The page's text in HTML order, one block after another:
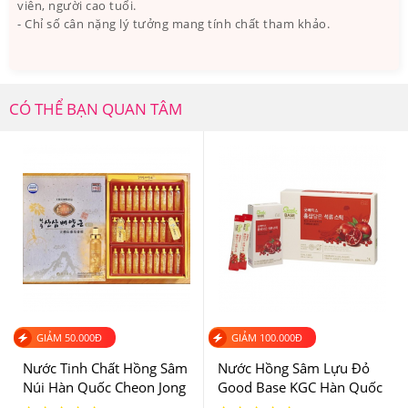
triệu chứng liên quan đến các bệnh về đường
3.Nước Hồng Sâm Đông Trùng Hạ Thảo
viên, người cao tuổi.
- Chỉ số cân nặng lý tưởng mang tính chất tham khảo.
CÓ THỂ BẠN QUAN TÂM
GIẢM 50.000Đ
Nước Tinh Chất Hồng Sâm
Núi Hàn Quốc Cheon Jong
GIẢM 100.000Đ
Nước Hồng Sâm Lựu Đỏ
Good Base KGC Hàn Quốc